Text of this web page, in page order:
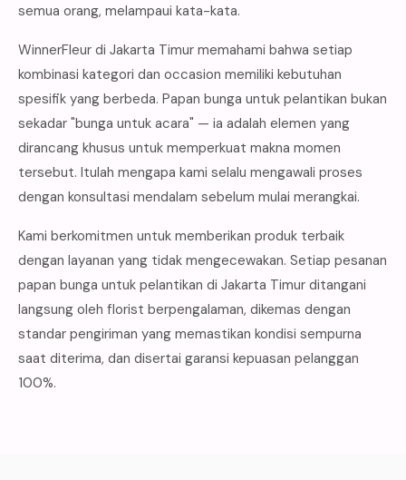
semua orang, melampaui kata-kata.
WinnerFleur di Jakarta Timur memahami bahwa setiap
kombinasi kategori dan occasion memiliki kebutuhan
spesifik yang berbeda. Papan bunga untuk pelantikan bukan
sekadar "bunga untuk acara" — ia adalah elemen yang
dirancang khusus untuk memperkuat makna momen
tersebut. Itulah mengapa kami selalu mengawali proses
dengan konsultasi mendalam sebelum mulai merangkai.
Kami berkomitmen untuk memberikan produk terbaik
dengan layanan yang tidak mengecewakan. Setiap pesanan
papan bunga untuk pelantikan di Jakarta Timur ditangani
langsung oleh florist berpengalaman, dikemas dengan
standar pengiriman yang memastikan kondisi sempurna
saat diterima, dan disertai garansi kepuasan pelanggan
100%.